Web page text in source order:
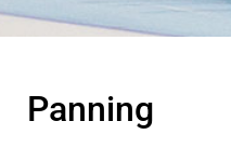
Panning